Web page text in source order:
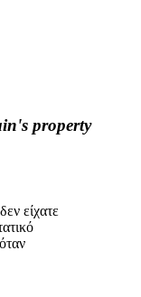
property
είχατε
όταν